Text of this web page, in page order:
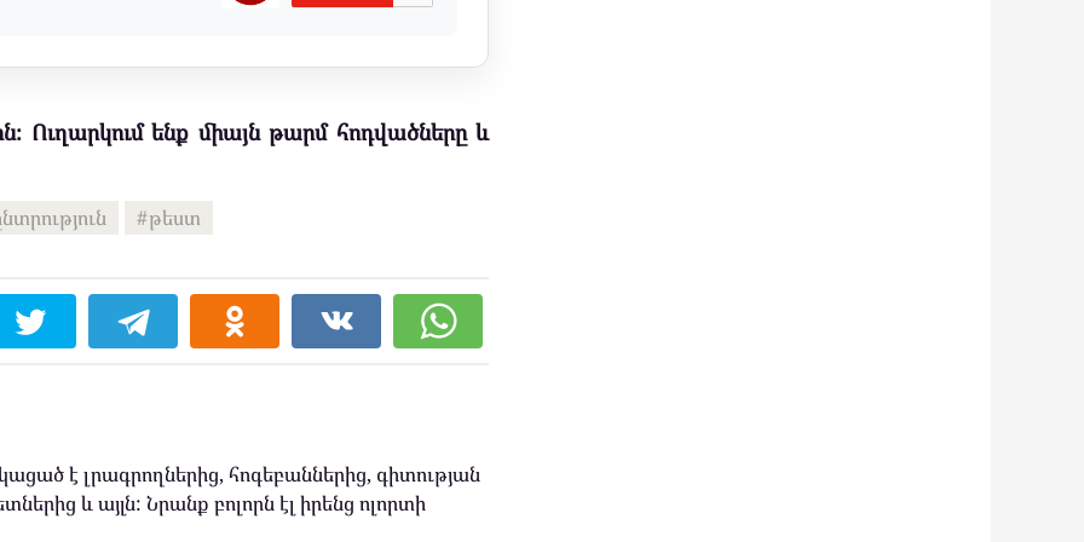
Ուղարկում ենք միայն թարմ հոդվածները և
թեստ
է լրագրողներից, հոգեբաններից, գիտության
և այլն: Նրանք բոլորն էլ իրենց ոլորտի